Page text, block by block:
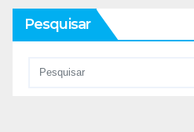
Pesquisar